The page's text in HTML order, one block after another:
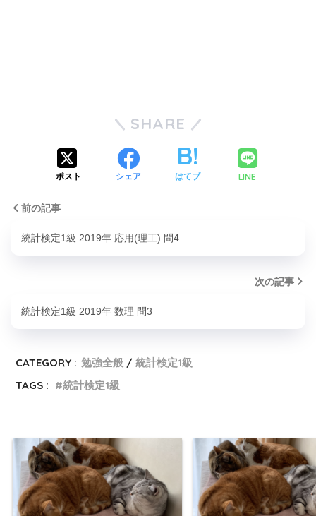
SHARE
ポスト シェア はてブ LINE
前の記事
統計検定1級 2019年 応用(理工) 問4
次の記事
統計検定1級 2019年 数理 問3
CATEGORY : 勉強全般
統計検定1級
TAGS :
統計検定1級